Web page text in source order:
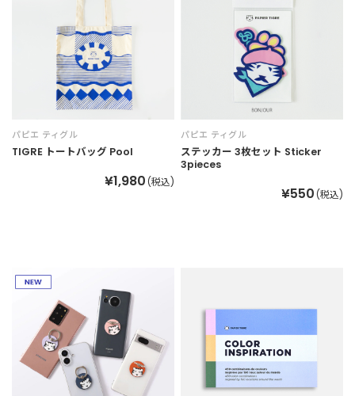
パピエ ティグル
TIGRE トートバッグ Pool
¥1,980 (税込)
パピエ ティグル
ステッカー 3枚セット Sticker
3pieces
¥550 (税込)